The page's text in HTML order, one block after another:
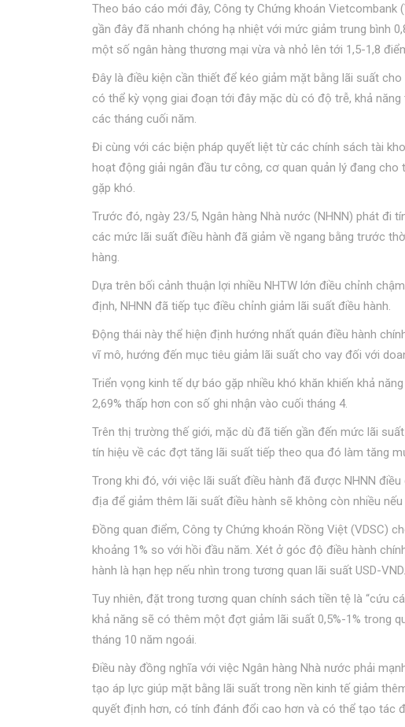
Theo báo cáo mới đây, Công ty Chứng khoán Vietcombank
gần đây đã nhanh chóng hạ nhiệt với mức giảm trung bình
một số ngân hàng thương mại vừa và nhỏ lên tới 1,5-1,8
Đây là điều kiện cần thiết để kéo giảm mặt bằng lãi suất
có thể kỳ vọng giai đoạn tới đây mặc dù có độ trễ, khả
các tháng cuối năm.
Đi cùng với các biện pháp quyết liệt từ các chính sách tài
hoạt động giải ngân đầu tư công, cơ quan quản lý đang
gặp khó.
Trước đó, ngày 23/5, Ngân hàng Nhà nước (NHNN) phát đi
các mức lãi suất điều hành đã giảm về ngang bằng trước
hàng.
Dựa trên bối cảnh thuận lợi nhiều NHTW lớn điều chỉnh
định, NHNN đã tiếp tục điều chỉnh giảm lãi suất điều hành.
Động thái này thể hiện định hướng nhất quán điều hành
vĩ mô, hướng đến mục tiêu giảm lãi suất cho vay đối với
Triển vọng kinh tế dự báo gặp nhiều khó khăn khiến khả
2,69% thấp hơn con số ghi nhận vào cuối tháng 4.
Trên thị trường thế giới, mặc dù đã tiến gần đến mức lãi
tín hiệu về các đợt tăng lãi suất tiếp theo qua đó làm tăng
Trong khi đó, với việc lãi suất điều hành đã được NHNN
địa để giảm thêm lãi suất điều hành sẽ không còn nhiều
Đồng quan điểm, Công ty Chứng khoán Rồng Việt (VDSC)
khoảng 1% so với hồi đầu năm. Xét ở góc độ điều hành
hành là hạn hẹp nếu nhìn trong tương quan lãi suất USD-VND.
Tuy nhiên, đặt trong tương quan chính sách tiền tệ là “cứu
khả năng sẽ có thêm một đợt giảm lãi suất 0,5%-1% trong
tháng 10 năm ngoái.
Điều này đồng nghĩa với việc Ngân hàng Nhà nước phải
tạo áp lực giúp mặt bằng lãi suất trong nền kinh tế giảm
quyết định hơn, có tính đánh đổi cao hơn và có thể tạo tác